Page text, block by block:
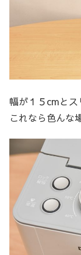
幅が１５cmとス
これなら色んな